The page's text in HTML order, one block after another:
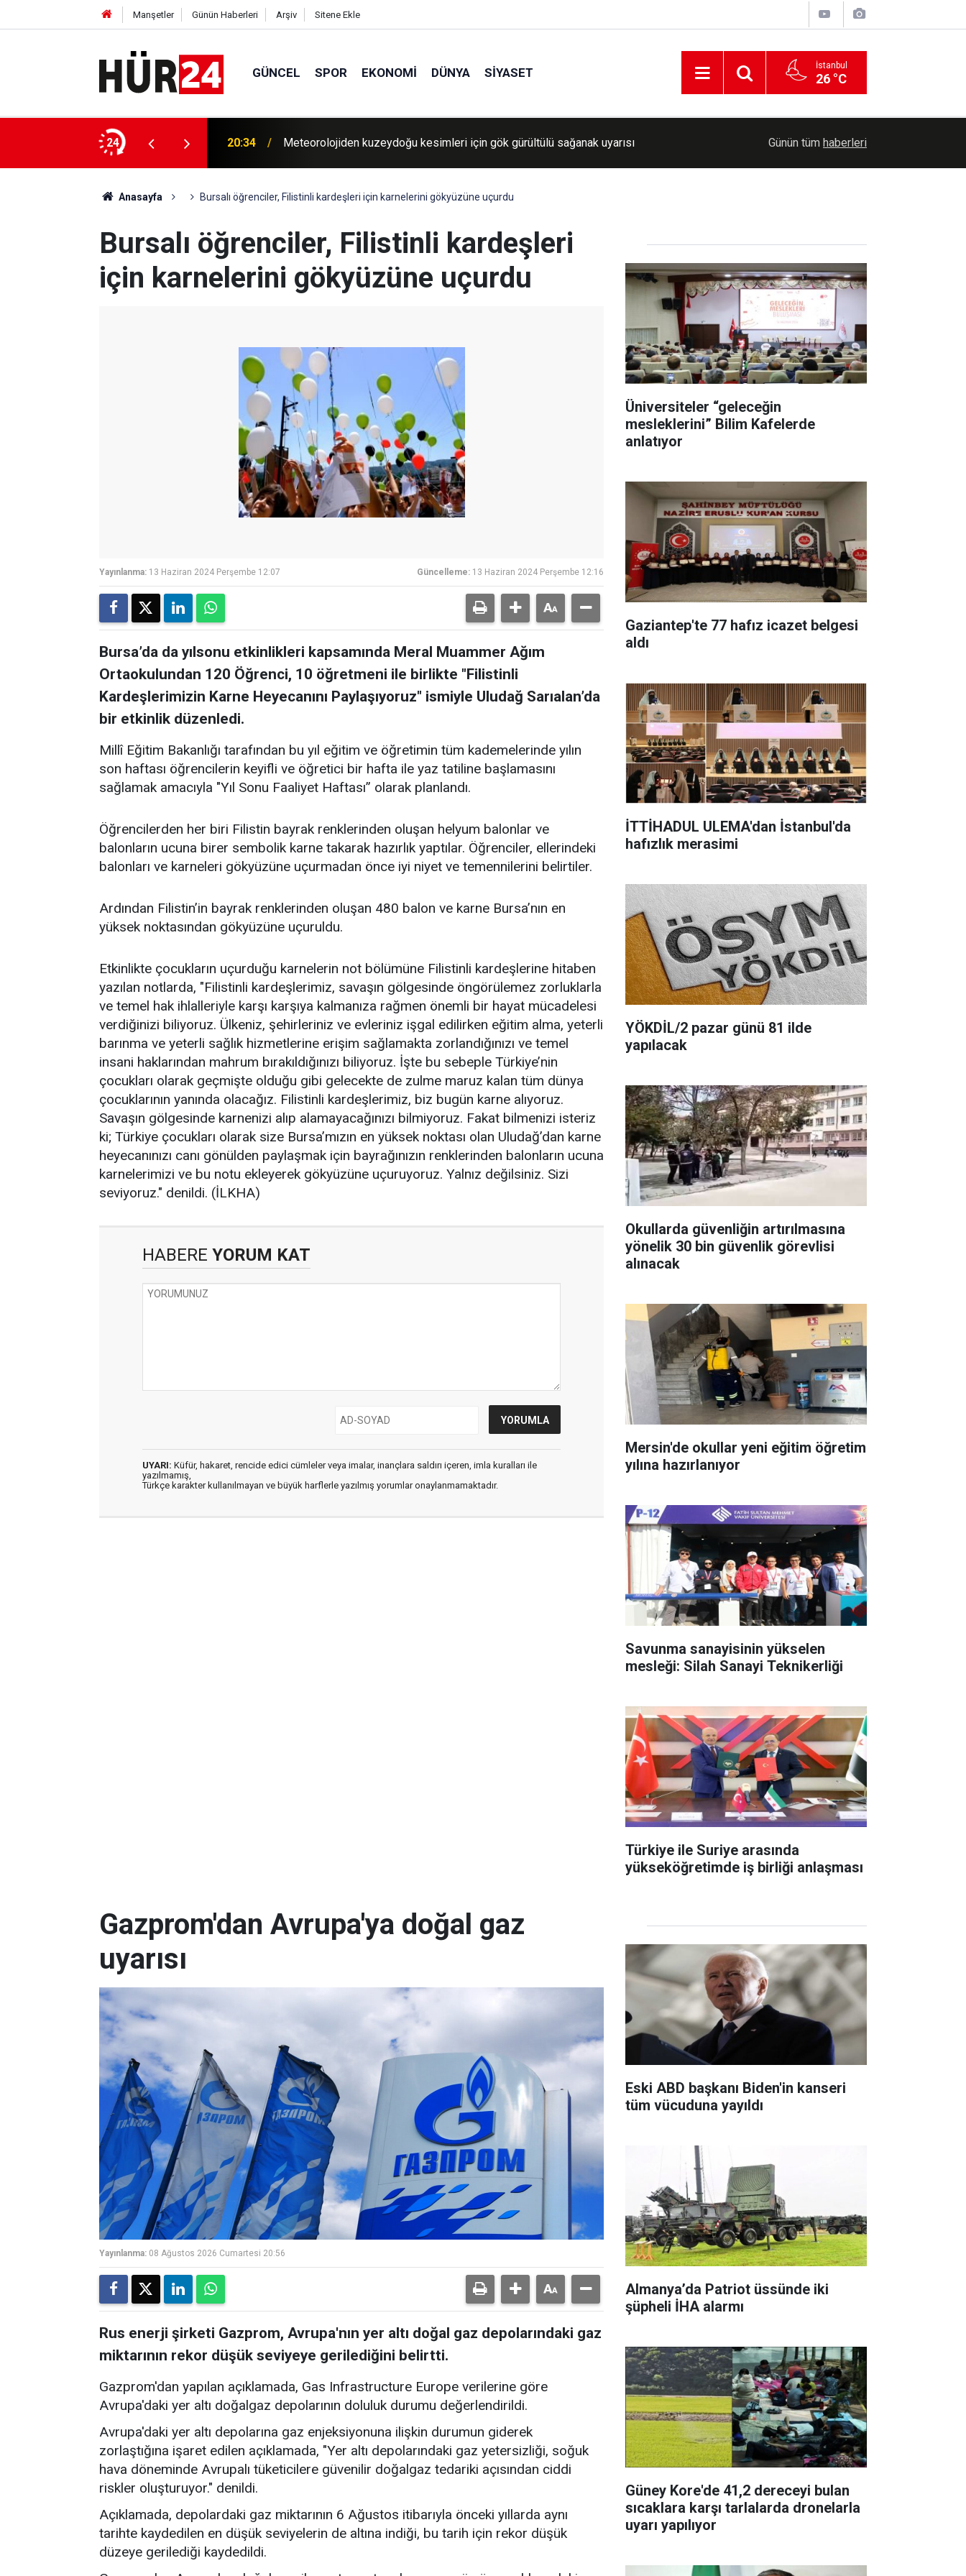
Manşetler Günün Haberleri Arşiv Sitene Ekle
GÜNCEL SPOR EKONOMI DÜNYA SIYASET İstanbul
26 °C
24 20:34 Meteorolojiden kuzeydoğu kesimleri için gök gürültülü sağanak uyarısı Adıyaman'da trafik kazası: 5 yaralı
Günün tüm haberleri
Anasayfa Bursalı öğrenciler, Filistinli kardeşleri için karnelerini gökyüzüne uçurdu
Bursalı öğrenciler, Filistinli kardeşleri
için karnelerini gökyüzüne uçurdu
Yayınlanma: 13 Haziran 2024 Perşembe 12:07 Güncelleme: 13 Haziran 2024 Perşembe 12:16
Bursa’da da yılsonu etkinlikleri kapsamında Meral Muammer Ağım
Ortaokulundan 120 Öğrenci, 10 öğretmeni ile birlikte "Filistinli
Kardeşlerimizin Karne Heyecanını Paylaşıyoruz" ismiyle Uludağ Sarıalan’da
bir etkinlik düzenledi.
Millî Eğitim Bakanlığı tarafından bu yıl eğitim ve öğretimin tüm kademelerinde yılın
son haftası öğrencilerin keyifli ve öğretici bir hafta ile yaz tatiline başlamasını
sağlamak amacıyla "Yıl Sonu Faaliyet Haftası” olarak planlandı.
Öğrencilerden her biri Filistin bayrak renklerinden oluşan helyum balonlar ve
balonların ucuna birer sembolik karne takarak hazırlık yaptılar. Öğrenciler, ellerindeki
balonları ve karneleri gökyüzüne uçurmadan önce iyi niyet ve temennilerini belirtiler.
Ardından Filistin’in bayrak renklerinden oluşan 480 balon ve karne Bursa’nın en
yüksek noktasından gökyüzüne uçuruldu.
Etkinlikte çocukların uçurduğu karnelerin not bölümüne Filistinli kardeşlerine hitaben
yazılan notlarda, "Filistinli kardeşlerimiz, savaşın gölgesinde öngörülemez zorluklarla
ve temel hak ihlalleriyle karşı karşıya kalmanıza rağmen önemli bir hayat mücadelesi
verdiğinizi biliyoruz. Ülkeniz, şehirleriniz ve evleriniz işgal edilirken eğitim alma, yeterli
barınma ve yeterli sağlık hizmetlerine erişim sağlamakta zorlandığınızı ve temel
insani haklarından mahrum bırakıldığınızı biliyoruz. İşte bu sebeple Türkiye’nin
çocukları olarak geçmişte olduğu gibi gelecekte de zulme maruz kalan tüm dünya
çocuklarının yanında olacağız. Filistinli kardeşlerimiz, biz bugün karne alıyoruz.
Savaşın gölgesinde karnenizi alıp alamayacağınızı bilmiyoruz. Fakat bilmenizi isteriz
ki; Türkiye çocukları olarak size Bursa’mızın en yüksek noktası olan Uludağ’dan karne
heyecanınızı canı gönülden paylaşmak için bayrağınızın renklerinden balonların ucuna
karnelerimizi ve bu notu ekleyerek gökyüzüne uçuruyoruz. Yalnız değilsiniz. Sizi
seviyoruz." denildi. (İLKHA)
HABERE YORUM KAT
UYARI: Küfür, hakaret, rencide edici cümleler veya imalar, inançlara saldırı içeren, imla kuralları ile
yazılmamış,
Türkçe karakter kullanılmayan ve büyük harflerle yazılmış yorumlar onaylanmamaktadır.
Üniversiteler “geleceğin
mesleklerini” Bilim Kafelerde
anlatıyor
Gaziantep'te 77 hafız icazet belgesi
aldı
İTTİHADUL ULEMA'dan İstanbul'da
hafızlık merasimi
YÖKDİL/2 pazar günü 81 ilde
yapılacak
Okullarda güvenliğin artırılmasına
yönelik 30 bin güvenlik görevlisi
alınacak
Mersin'de okullar yeni eğitim öğretim
yılına hazırlanıyor
Savunma sanayisinin yükselen
mesleği: Silah Sanayi Teknikerliği
Türkiye ile Suriye arasında
yükseköğretimde iş birliği anlaşması
Gazprom'dan Avrupa'ya doğal gaz
uyarısı
Yayınlanma: 08 Ağustos 2026 Cumartesi 20:56
Rus enerji şirketi Gazprom, Avrupa'nın yer altı doğal gaz depolarındaki gaz
miktarının rekor düşük seviyeye gerilediğini belirtti.
Gazprom'dan yapılan açıklamada, Gas Infrastructure Europe verilerine göre
Avrupa'daki yer altı doğalgaz depolarının doluluk durumu değerlendirildi.
Avrupa'daki yer altı depolarına gaz enjeksiyonuna ilişkin durumun giderek
zorlaştığına işaret edilen açıklamada, "Yer altı depolarındaki gaz yetersizliği, soğuk
hava döneminde Avrupalı tüketicilere güvenilir doğalgaz tedariki açısından ciddi
riskler oluşturuyor." denildi.
Açıklamada, depolardaki gaz miktarının 6 Ağustos itibarıyla önceki yıllarda aynı
tarihte kaydedilen en düşük seviyelerin de altına indiği, bu tarih için rekor düşük
düzeye gerilediği kaydedildi.
Eski ABD başkanı Biden'in kanseri
tüm vücuduna yayıldı
Almanya’da Patriot üssünde iki
şüpheli İHA alarmı
Güney Kore'de 41,2 dereceyi bulan
sıcaklara karşı tarlalarda dronelarla
uyarı yapılıyor